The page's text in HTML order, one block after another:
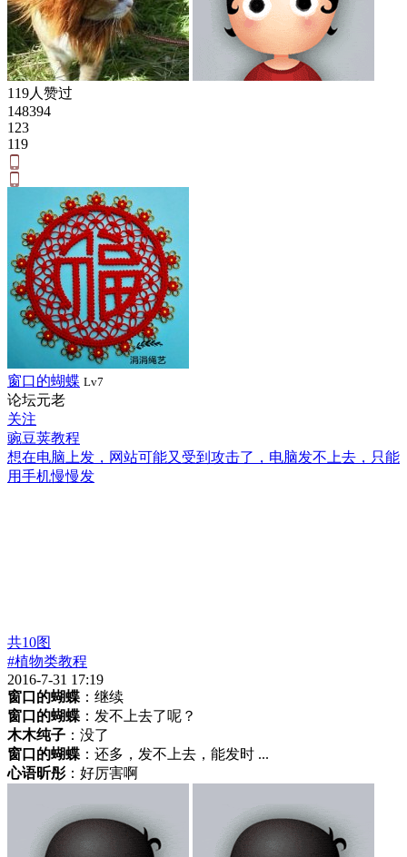
119人赞过
148394
123
119
窗口的蝴蝶 Lv7
论坛元老
关注
豌豆荚教程
想在电脑上发，网站可能又受到攻击了，电脑发不上去，只能
用手机慢慢发
共10图
#植物类教程
2016-7-31 17:19
窗口的蝴蝶 ：继续
窗口的蝴蝶 ：发不上去了呢？
木木纯子 ：没了
窗口的蝴蝶 ：还多，发不上去，能发时 ...
心语昕彤：好厉害啊